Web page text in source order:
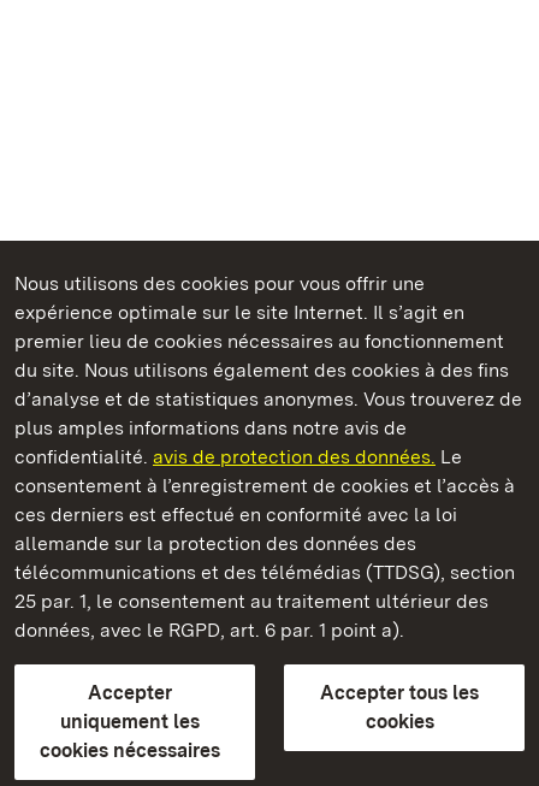
Nous utilisons des cookies pour vous offrir une
expérience optimale sur le site Internet. Il s’agit en
premier lieu de cookies nécessaires au fonctionnement
du site. Nous utilisons également des cookies à des fins
d’analyse et de statistiques anonymes. Vous trouverez de
plus amples informations dans notre avis de
confidentialité. avis de protection des données. Le
consentement à l’enregistrement de cookies et l’accès à
ces derniers est effectué en conformité avec la loi
allemande sur la protection des données des
télécommunications et des télémédias (TTDSG), section
25 par. 1, le consentement au traitement ultérieur des
données, avec le RGPD, art. 6 par. 1 point a).
Accepter
uniquement les
cookies nécessaires
Accepter tous les
cookies
Châteaux et jardins publics du Bade-Wurtemberg
Château résidentiel de Ludwigsburg
Châteaux et jardins publics du Bade-Wurtemberg
Contact et informationsFAQ et réponsesMentions légales
Protection des données
Explications sur l’accessibilité
BITV-konform (geprüfte Seiten)
plus loin
Accueil
Monuments